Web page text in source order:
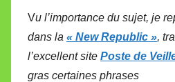
Vu l’importance du sujet, je
dans la « New Republic »,
l’excellent site Poste de
gras certaines phrases